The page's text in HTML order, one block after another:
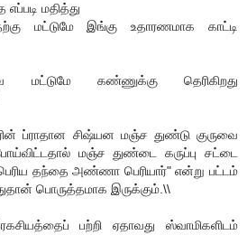
மதித்து
மட்டுமே இங்கு உதாரணமாக காட்டி
மட்டுமே கண்ணுக்கு தெரிகிறது
ப்ராதான சிஷ்யன மஞ்ச துண்டு குருவை
மஞ்ச துண்டை கருப்பு சட்டை
தந்தை அண்ணா பெரியார்" என்று பட்டம்
பொருத்தமாக இருக்கும்.\\
பற்றி ஏதாவது ஸ்வாமிகளிடம்